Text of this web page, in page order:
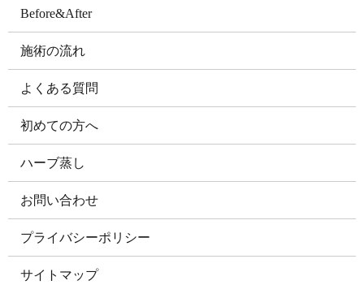
Before&After
施術の流れ
よくある質問
初めての方へ
ハーブ蒸し
お問い合わせ
プライバシーポリシー
サイトマップ